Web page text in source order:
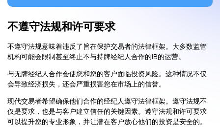
不遵守法规和许可要求
不遵守法规意味着违反了旨在保护交易者的法律框架。大多数监管
机构可能会限制甚至终止不与持牌经纪人合作的IB的运营。
与无牌经纪人合作会使您和您的客户面临投资风险。这种情况不仅
会导致经济损失，还会严重损害您在市场上的信誉。
现代交易者希望确保他们合作的经纪人遵守法律框架。遵守法规不
仅是要求，也是与客户建立信任的关键因素。遵守法规和许可要求
可以提升您的专业形象，并让潜在客户放心他们的投资是安全的。